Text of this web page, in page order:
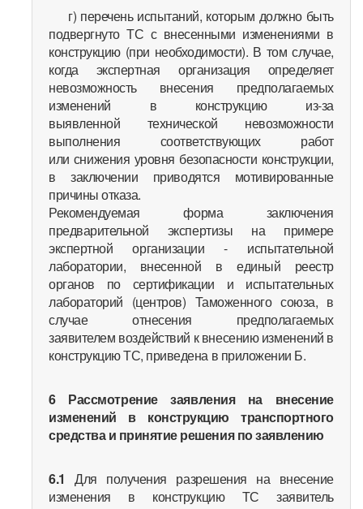
г) перечень испытаний, которым должно быть
подвергнуто ТС с внесенными изменениями в
конструкцию (при необходимости). В том случае,
когда экспертная организация определяет
невозможность внесения предполагаемых
изменений в конструкцию из-за
выявленной технической невозможности
выполнения соответствующих работ
или снижения уровня безопасности конструкции,
в заключении приводятся мотивированные
причины отказа.
Рекомендуемая форма заключения
предварительной экспертизы на примере
экспертной организации - испытательной
лаборатории, внесенной в единый реестр
органов по сертификации и испытательных
лабораторий (центров) Таможенного союза, в
случае отнесения предполагаемых
заявителем воздействий к внесению изменений в
конструкцию ТС, приведена в приложении Б.
6 Рассмотрение заявления на внесение
изменений в конструкцию транспортного
средства и принятие решения по заявлению
6.1
Для получения разрешения на внесение
изменения в конструкцию ТС заявитель